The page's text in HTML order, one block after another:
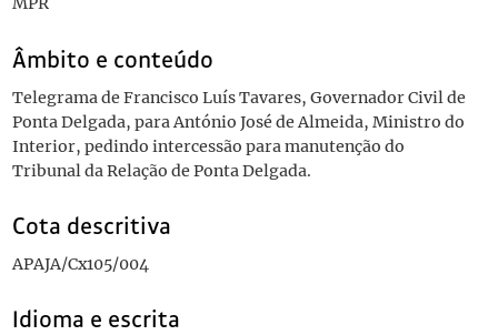
Âmbito e conteúdo
Telegrama de Francisco Luís Tavares, Governador Civil de
Ponta Delgada, para António José de Almeida, Ministro do
Interior, pedindo intercessão para manutenção do
Tribunal da Relação de Ponta Delgada.
Cota descritiva
APAJA/Cx105/004
Idioma e escrita